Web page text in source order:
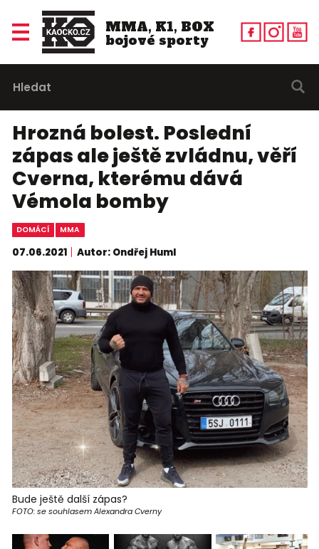
MMA, K1, BOX
bojové sporty
Hrozná bolest. Poslední
zápas ale ještě zvládnu, věří
Cverna, kterému dává
Vémola bomby
DOMÁCÍ MMA
07.06.2021 Autor: Ondřej Huml
Bude ještě další zápas?
FOTO: se souhlasem Alexandra Cverny